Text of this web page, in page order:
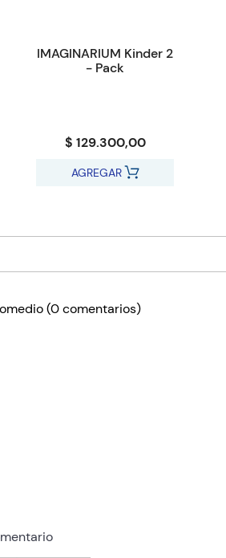
IMAGINARIUM Kinder 2
- Pack
$ 129.300,00
AGREGAR
(0 comentarios)